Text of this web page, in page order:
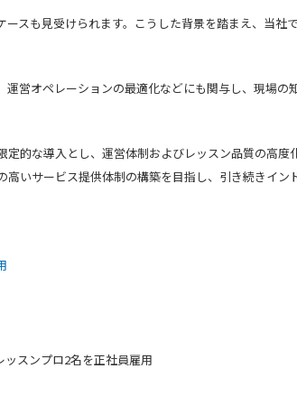
スも見受けられます。こうした背景を踏まえ、当社
営オペレーションの最適化などにも関与し、現場の
的な導入とし、運営体制およびレッスン品質の高度
いサービス提供体制の構築を目指し、引き続きイン
スンプロ2名を正社員雇用